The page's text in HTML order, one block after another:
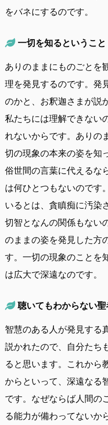
をバネにするのです。
一切を知るということ
ありのままにものごとを
理を発見するのです。発
のかと、お釈迦さまが説
私たちには理解できない
れないからです。ありの
切の現象の本来の姿を知
俗世間の言葉に代えるな
は何ひとつもないのです
いるとは、貪瞋痴に汚染
切智となんの関係もない
のままの姿を発見した方
す。一切の現象のことを
は広大で深遠なのです。
聴いてもわからない
智慧のある人が発見する
説かれたので、自分たち
ると思います。これから
からといって、深遠なる
です。なぜならば人間の
る能力が備わってないか